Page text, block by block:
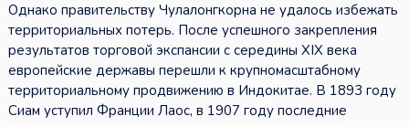
Однако правительству Чулалонгкорна не удалось избежать
территориальных потерь. После успешного закрепления
результатов торговой экспансии с середины XIX века
европейские державы перешли к крупномасштабному
территориальному продвижению в Индокитае. В 1893 году
Сиам уступил Франции Лаос, в 1907 году последние